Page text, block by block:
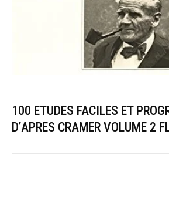
100 ETUDES FACILES ET
D’APRES CRAMER VOLUME 2